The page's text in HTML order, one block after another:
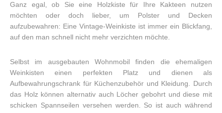
Ganz egal, ob Sie eine Holzkiste für Ihre Kakteen nutzen
möchten oder doch lieber, um Polster und Decken
aufzubewahren: Eine Vintage-Weinkiste ist immer ein Blickfang,
auf den man schnell nicht mehr verzichten möchte.
Selbst im ausgebauten Wohnmobil finden die ehemaligen
Weinkisten einen perfekten Platz und dienen als
Aufbewahrungschrank für Küchenzubehör und Kleidung. Durch
das Holz können alternativ auch Löcher gebohrt und diese mit
schicken Spannseilen versehen werden. So ist auch während